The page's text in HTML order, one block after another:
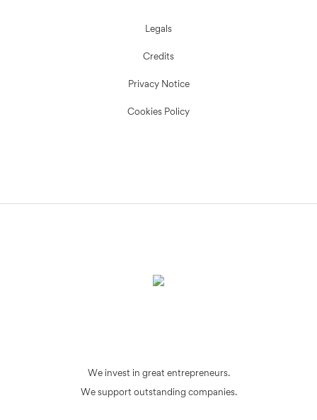
Legals
Credits
Privacy Notice
Cookies Policy
We invest in great entrepreneurs.
We support outstanding companies.